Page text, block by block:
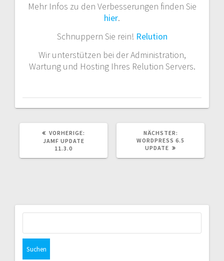
Mehr Infos zu den Verbesserungen finden Sie
hier.
Schnuppern Sie rein! Relution
Wir unterstützen bei der Administration,
Wartung und Hosting Ihres Relution Servers.
VORHERIGE:
JAMF UPDATE
11.3.0
NÄCHSTER:
BEITRAG:
WORDPRESS 6.5
UPDATE